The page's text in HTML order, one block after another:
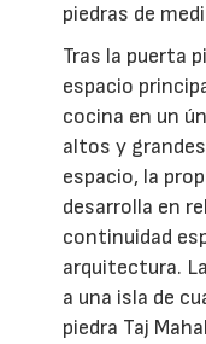
piedras de
Tras la puerta
espacio
cocina en un
altos y
espacio, la
desarrolla en
continuidad
arquitectura.
a una isla de
piedra Taj